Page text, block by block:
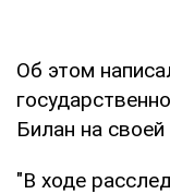
Об этом
Билан на
"В ходе